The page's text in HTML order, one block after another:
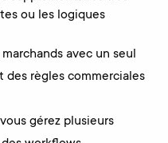
ou les logiques
avec un seul
règles commerciales
gérez plusieurs